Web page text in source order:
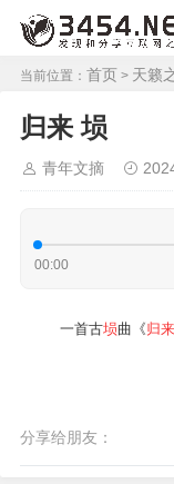
当前位置： 首页 > 天籁
归来 埙
青年文摘
00:00
一首古埙曲《归来
分享给朋友：